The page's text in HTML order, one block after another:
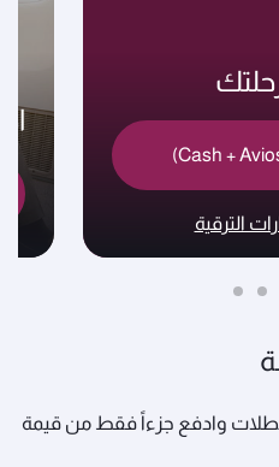
الترقية
وادفع جزءاً فقط من قيمة